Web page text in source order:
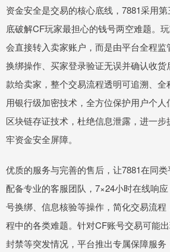
资金安全是交易的核心底线，7881采用
底破解CF玩家最担心的钱号两空难题。
会直接转入卖家账户，而是由平台全程
换绑操作、买家登录验证无误并确认收
款给卖家，整个交易流程透明可追溯、
用银行级加密技术，全方位保护用户个
区块链存证技术，杜绝信息泄露，进一
牢资金安全屏障。
优质的服务与完善的售后，让7881在同
配备专业的客服团队，7×24小时在线响
号换绑、信息核验等操作，简化交易流
程中的各类难题。针对CF账号交易可能
封禁等突发情况，平台推出专属保障服